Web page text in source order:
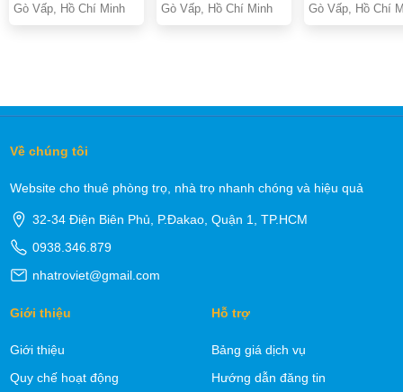
Gò Vấp, Hồ Chí Minh Gò Vấp, Hồ Chí Minh Gò Vấp, Hồ Chí
Về chúng tôi
Website cho thuê phòng trọ, nhà trọ nhanh chóng và hiệu quả
32-34 Điện Biên Phủ, P.Đakao, Quận 1, TP.HCM
0938.346.879
nhatroviet@gmail.com
Giới thiệu
Giới thiệu
Quy chế hoạt động
Hỗ trợ
Bảng giá dịch vụ
Hướng dẫn đăng tin